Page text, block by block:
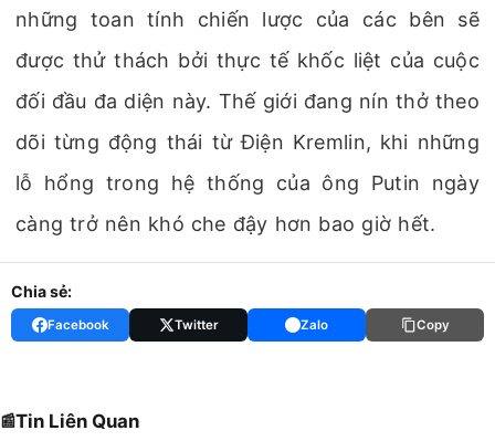
những toan tính chiến lược của các bên sẽ
được thử thách bởi thực tế khốc liệt của cuộc
đối đầu đa diện này. Thế giới đang nín thở theo
dõi từng động thái từ Điện Kremlin, khi những
lỗ hổng trong hệ thống của ông Putin ngày
càng trở nên khó che đậy hơn bao giờ hết.
Chia sẻ:
Facebook Twitter Zalo Copy
Tin Liên Quan